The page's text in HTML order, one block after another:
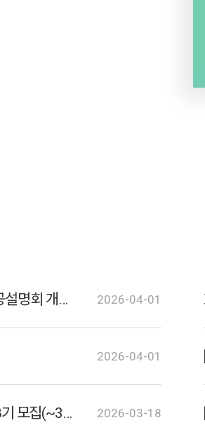
2026학년도 전공자율선택제 학생 대상 전공설명회 개최 안내 2026-04-01
2026-04-01
[몽골] 2026 하계 FUN 해외봉사 프로그램 8기 모집(~3/22) 2026-03-18